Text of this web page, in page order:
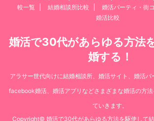
較一覧
結婚相談所比較 婚活パーティ・街
婚活比較
婚活で30代があらゆる方法
婚する！
アラサー世代向けに結婚相談所、婚活サイト、婚活パ
facebook婚活、婚活アプリなどさまざまな婚活の方
ていきます。
Copyright© 婚活で30代があらゆる方法を駆使して